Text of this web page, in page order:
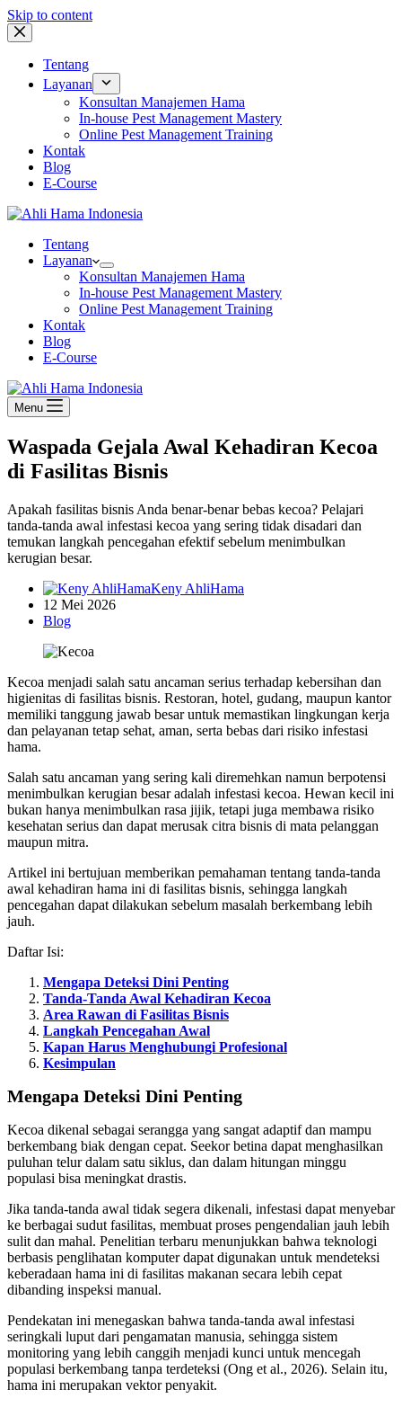
Skip to content
Tentang
Layanan
Konsultan Manajemen Hama
In-house Pest Management Mastery
Online Pest Management Training
Kontak
Blog
E-Course
Tentang
Layanan
Konsultan Manajemen Hama
In-house Pest Management Mastery
Online Pest Management Training
Kontak
Blog
E-Course
Menu
Waspada Gejala Awal Kehadiran Kecoa
di Fasilitas Bisnis
Apakah fasilitas bisnis Anda benar-benar bebas kecoa? Pelajari
tanda-tanda awal infestasi kecoa yang sering tidak disadari dan
temukan langkah pencegahan efektif sebelum menimbulkan
kerugian besar.
Keny AhliHama
12 Mei 2026
Blog
Kecoa menjadi salah satu ancaman serius terhadap kebersihan dan
higienitas di fasilitas bisnis. Restoran, hotel, gudang, maupun kantor
memiliki tanggung jawab besar untuk memastikan lingkungan kerja
dan pelayanan tetap sehat, aman, serta bebas dari risiko infestasi
hama.
Salah satu ancaman yang sering kali diremehkan namun berpotensi
menimbulkan kerugian besar adalah infestasi kecoa. Hewan kecil ini
bukan hanya menimbulkan rasa jijik, tetapi juga membawa risiko
kesehatan serius dan dapat merusak citra bisnis di mata pelanggan
maupun mitra.
Artikel ini bertujuan memberikan pemahaman tentang tanda-tanda
awal kehadiran hama ini di fasilitas bisnis, sehingga langkah
pencegahan dapat dilakukan sebelum masalah berkembang lebih
jauh.
Daftar Isi:
Mengapa Deteksi Dini Penting
Tanda-Tanda Awal Kehadiran Kecoa
Area Rawan di Fasilitas Bisnis
Langkah Pencegahan Awal
Kapan Harus Menghubungi Profesional
Kesimpulan
Mengapa Deteksi Dini Penting
Kecoa dikenal sebagai serangga yang sangat adaptif dan mampu
berkembang biak dengan cepat. Seekor betina dapat menghasilkan
puluhan telur dalam satu siklus, dan dalam hitungan minggu
populasi bisa meningkat drastis.
Jika tanda-tanda awal tidak segera dikenali, infestasi dapat menyebar
ke berbagai sudut fasilitas, membuat proses pengendalian jauh lebih
sulit dan mahal. Penelitian terbaru menunjukkan bahwa teknologi
berbasis penglihatan komputer dapat digunakan untuk mendeteksi
keberadaan hama ini di fasilitas makanan secara lebih cepat
dibanding inspeksi manual.
Pendekatan ini menegaskan bahwa tanda-tanda awal infestasi
seringkali luput dari pengamatan manusia, sehingga sistem
monitoring yang lebih canggih menjadi kunci untuk mencegah
populasi berkembang tanpa terdeteksi (Ong et al., 2026). Selain itu,
hama ini merupakan vektor penyakit.